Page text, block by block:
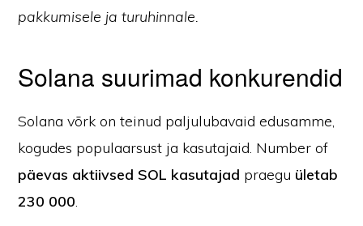
pakkumisele ja turuhinnale.
Solana suurimad konkurendid
Solana võrk on teinud paljulubavaid edusamme,
kogudes populaarsust ja kasutajaid. Number of
päevas aktiivsed SOL kasutajad praegu ületab
230 000.